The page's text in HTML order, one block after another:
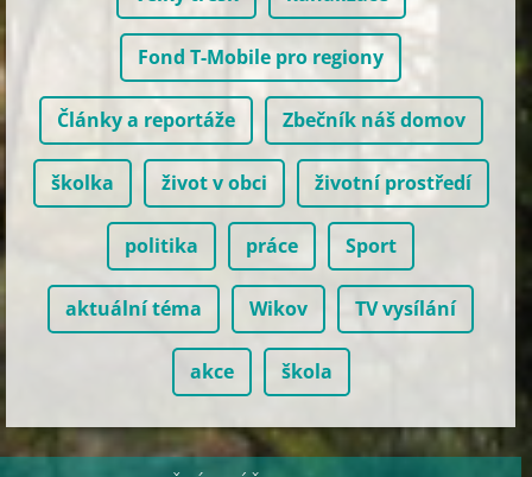
Fond T-Mobile pro regiony
Články a reportáže Zbečník náš domov
školka život v obci životní prostředí
politika práce Sport
aktuální téma Wikov TV vysílání
akce škola